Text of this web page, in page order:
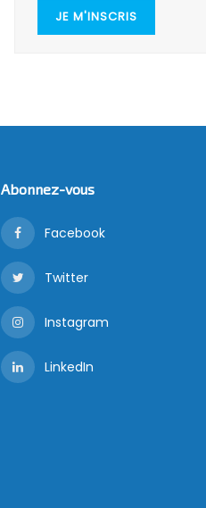
JE M'INSCRIS
Abonnez-vous
Facebook
Twitter
Instagram
LinkedIn